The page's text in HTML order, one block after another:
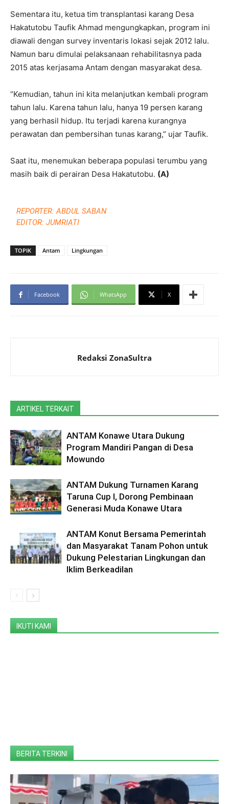
Sementara itu, ketua tim transplantasi karang Desa
Hakatutobu Taufik Ahmad mengungkapkan, program ini
diawali dengan survey inventaris lokasi sejak 2012 lalu.
Namun baru dimulai pelaksanaan rehabilitasnya pada
2015 atas kerjasama Antam dengan masyarakat desa.
“Kemudian, tahun ini kita melanjutkan kembali program
tahun lalu. Karena tahun lalu, hanya 19 persen karang
yang berhasil hidup. Itu terjadi karena kurangnya
perawatan dan pembersihan tunas karang,” ujar Taufik.
Saat itu, menemukan beberapa populasi terumbu yang
masih baik di perairan Desa Hakatutobu. (A)
REPORTER: ABDUL SABAN
EDITOR: JUMRIATI
TOPIK Antam Lingkungan
Facebook WhatsApp X
Redaksi ZonaSultra
ARTIKEL TERKAIT
ANTAM Konawe Utara Dukung
Program Mandiri Pangan di Desa
Mowundo
ANTAM Dukung Turnamen Karang
Taruna Cup I, Dorong Pembinaan
Generasi Muda Konawe Utara
ANTAM Konut Bersama Pemerintah
dan Masyarakat Tanam Pohon untuk
Dukung Pelestarian Lingkungan dan
Iklim Berkeadilan
IKUTI KAMI
BERITA TERKINI